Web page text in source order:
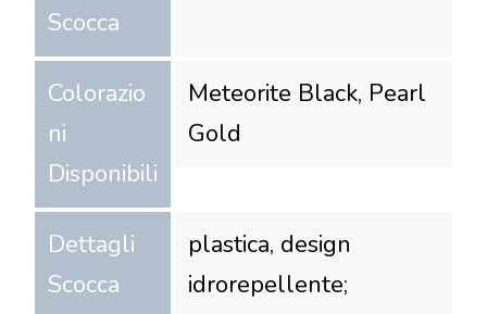
Scocca
Colorazio
ni
Disponibili
Meteorite Black, Pearl
Gold
Dettagli
Scocca
plastica, design
idrorepellente;